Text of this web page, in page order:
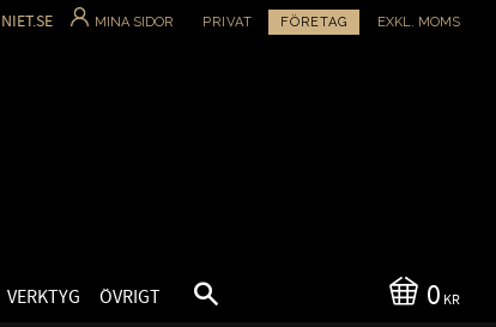
MINA SIDOR PRIVAT FÖRETAG EXKL. MOMS
0 KR
VERKTYG ÖVRIGT